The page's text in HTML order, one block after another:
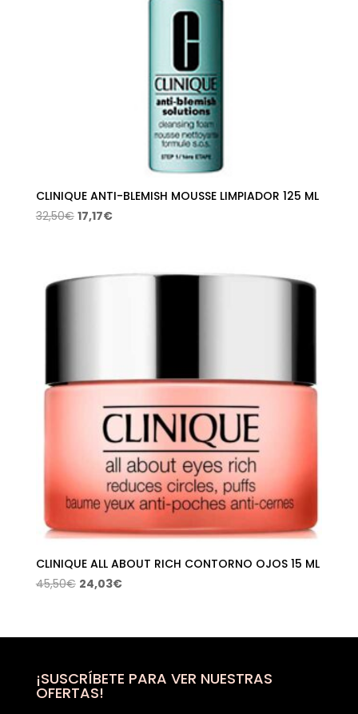
CLINIQUE ANTI-BLEMISH MOUSSE LIMPIADOR 125 ML
32,50€ El
17,17€El
es:
CLINIQUE ALL ABOUT RICH CONTORNO OJOS 15 ML
45,50€ El
era:
24,03€El
es:
¡SUSCRÍBETE PARA VER NUESTRAS
OFERTAS!